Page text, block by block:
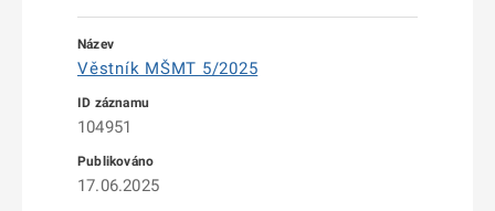
Věstník MŠMT 5/2025
104951
17.06.2025